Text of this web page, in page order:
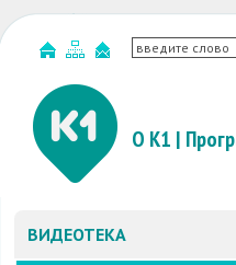
О К1 |
ВИДЕОТЕКА